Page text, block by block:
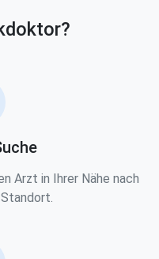
Arzt in Ihrer Nähe nach